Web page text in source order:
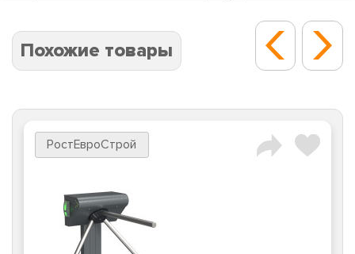
Похожие товары
РостЕвроСтрой